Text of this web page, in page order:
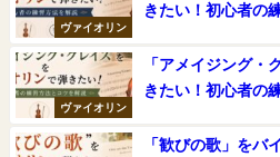
ヴァイオリン
きたい！初心者の
ヴァイオリン
「アメイジング・
きたい！初心者の
「歓びの歌」をバ